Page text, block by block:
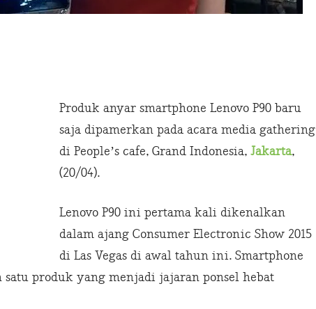
Produk anyar smartphone Lenovo P90 baru
saja dipamerkan pada acara media gathering
di People’s cafe, Grand Indonesia, Jakarta,
(20/04).
Lenovo P90 ini pertama kali dikenalkan
dalam ajang Consumer Electronic Show 2015
di Las Vegas di awal tahun ini. Smartphone
produk yang menjadi jajaran ponsel hebat